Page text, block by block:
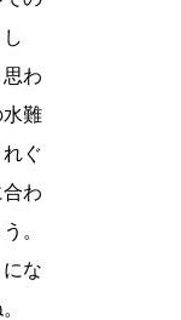
わ
難
ぐ
わ
。
な